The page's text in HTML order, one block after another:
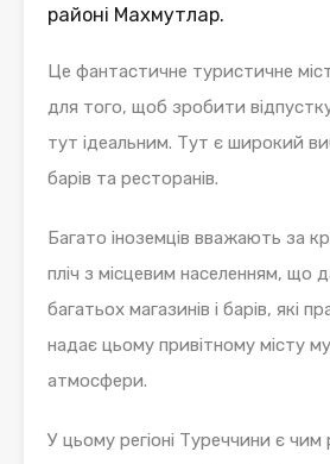
районі Махмутлар.
Це фантастичне туристичне
для того, щоб зробити
тут ідеальним. Тут є широкий
барів та ресторанів.
Багато іноземців вважають за
пліч з місцевим населенням, що
багатьох магазинів і барів, які
надає цьому привітному місту
атмосфери.
У цьому регіоні Туреччини є чим